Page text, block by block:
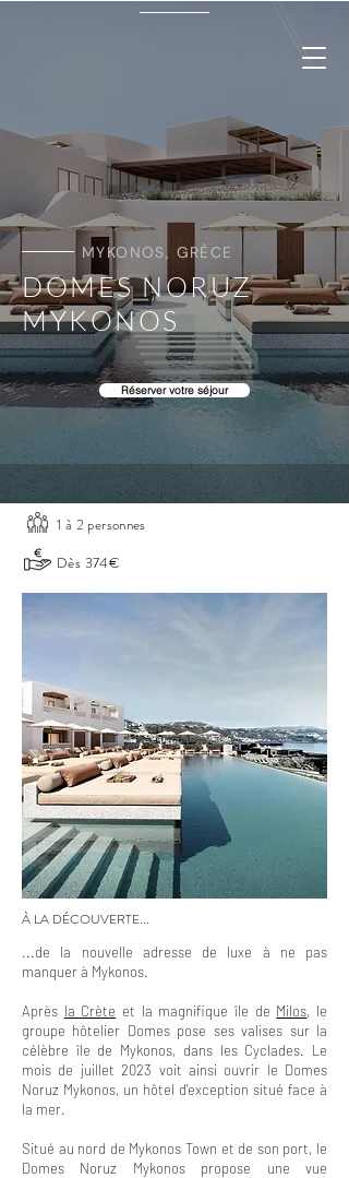
MYKONOS, GRÈCE
DOMES NORUZ
MYKONOS
Réserver votre séjour
1 à 2 personnes
Dès 374€
À LA DÉCOUVERTE...
...de la nouvelle adresse de luxe à ne pas
manquer à Mykonos.
Après la Crète et la magnifique île de Milos, le
groupe hôtelier Domes pose ses valises sur la
célèbre île de Mykonos, dans les Cyclades. Le
mois de juillet 2023 voit ainsi ouvrir le Domes
Noruz Mykonos, un hôtel d'exception situé face à
la mer.
Situé au nord de Mykonos Town et de son port, le
Domes Noruz Mykonos propose une vue